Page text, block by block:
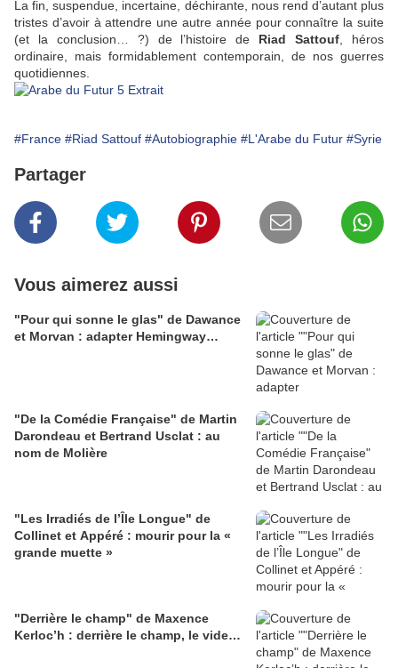
La fin, suspendue, incertaine, déchirante, nous rend d’autant plus
tristes d’avoir à attendre une autre année pour connaître la suite
(et la conclusion… ?) de l’histoire de Riad Sattouf , héros
ordinaire, mais formidablement contemporain, de nos guerres
quotidiennes.
#France #Riad Sattouf #Autobiographie #L'Arabe du Futur #Syrie
Partager
Vous aimerez aussi
"Pour qui sonne le glas" de Dawance
et Morvan : adapter Hemingway…
"De la Comédie Française" de Martin
Darondeau et Bertrand Usclat : au
nom de Molière
"Les Irradiés de l’Île Longue" de
Collinet et Appéré : mourir pour la «
grande muette »
"Derrière le champ" de Maxence
Kerloc’h : derrière le champ, le vide…